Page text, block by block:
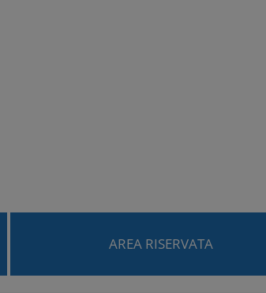
AREA RISERVATA